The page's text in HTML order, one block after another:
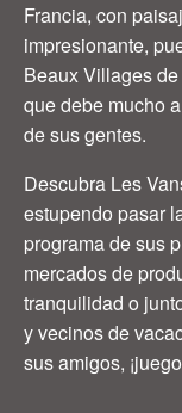
Francia, con
impresionante,
Beaux Villages
que debe mucho
de sus gentes.
Descubra Les
estupendo pasar
programa de sus
mercados de
tranquilidad o
y vecinos de
sus amigos,